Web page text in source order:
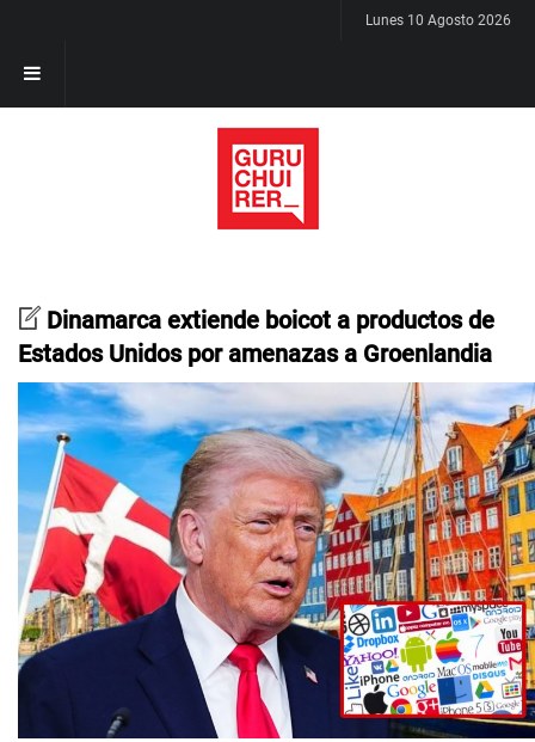
Lunes 10 Agosto 2026
Dinamarca extiende boicot a productos de
Estados Unidos por amenazas a Groenlandia